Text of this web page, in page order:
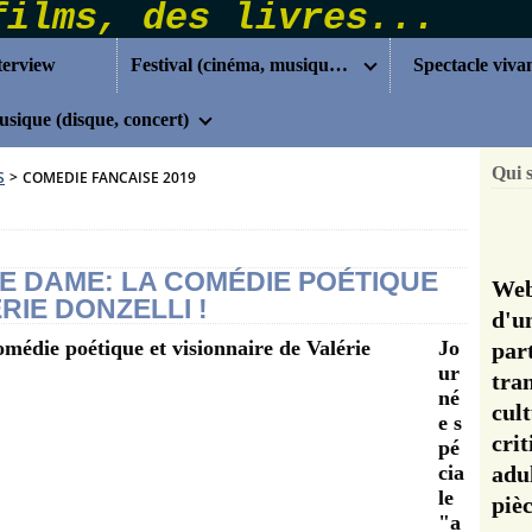
Festival (cinéma, musique...) Spectacle
(disque, concert)
> COMEDIE FANCAISE 2019
DAME: LA COMÉDIE POÉTIQUE
DONZELLI !
Jo
ur
né
e s
pé
cia
le
"a
Qui